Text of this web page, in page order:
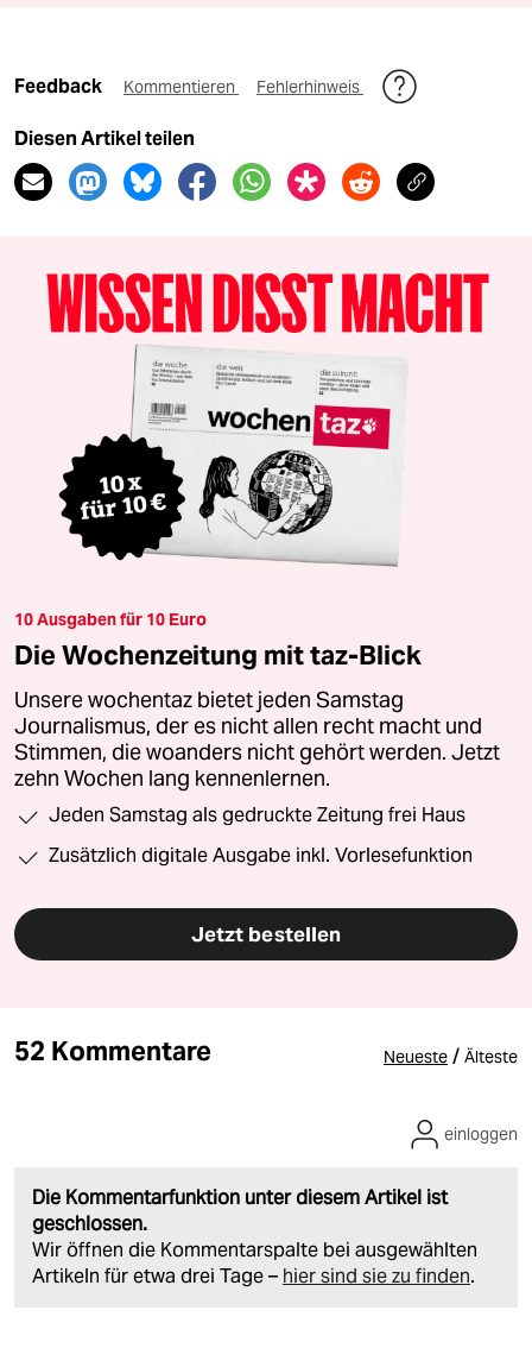
Feedback Kommentieren Fehlerhinweis
Diesen Artikel teilen
10 Ausgaben für 10 Euro
Die Wochenzeitung mit taz-Blick
Unsere wochentaz bietet jeden Samstag
Journalismus, der es nicht allen recht macht und
Stimmen, die woanders nicht gehört werden. Jetzt
zehn Wochen lang kennenlernen.
Jeden Samstag als gedruckte Zeitung frei Haus
Zusätzlich digitale Ausgabe inkl. Vorlesefunktion
Jetzt bestellen
52 Kommentare Neueste / Älteste
Die Kommentarfunktion unter diesem Artikel ist
geschlossen.
Wir öffnen die Kommentarspalte bei ausgewählten
Artikeln für etwa drei Tage – hier sind sie zu finden.
einloggen